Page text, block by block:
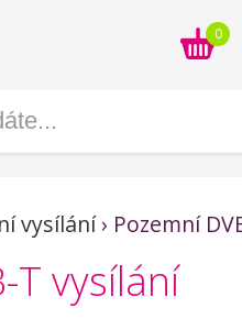
0
vysílání› Pozemní
T vysílání